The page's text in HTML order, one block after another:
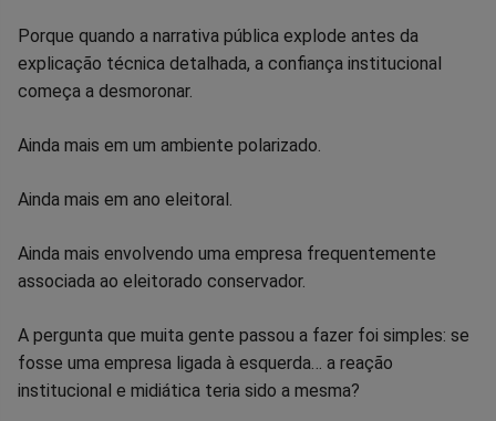
Porque quando a narrativa pública explode antes da
explicação técnica detalhada, a confiança institucional
começa a desmoronar.
Ainda mais em um ambiente polarizado.
Ainda mais em ano eleitoral.
Ainda mais envolvendo uma empresa frequentemente
associada ao eleitorado conservador.
A pergunta que muita gente passou a fazer foi simples: se
fosse uma empresa ligada à esquerda… a reação
institucional e midiática teria sido a mesma?